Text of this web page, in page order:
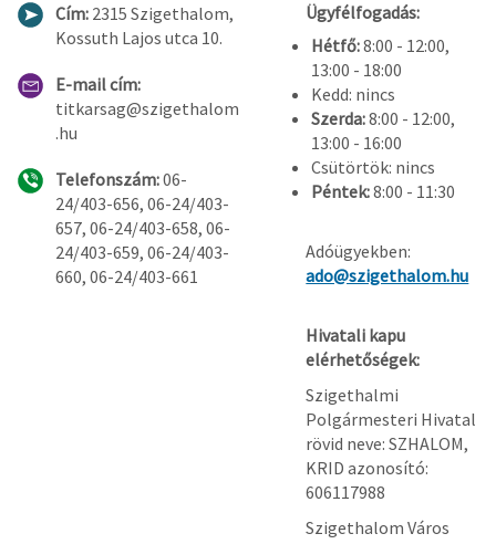
Cím: 2315 Szigethalom,
Kossuth Lajos utca 10.
E-mail cím:
titkarsag@szigethalom
.hu
Telefonszám:06-
24/403-656, 06-24/403-
657, 06-24/403-658, 06-
24/403-659, 06-24/403-
660, 06-24/403-661
Ügyfélfogadás:
Hétfő:8:00 - 12:00,
13:00 - 18:00
Kedd: nincs
Szerda:8:00 - 12:00,
13:00 - 16:00
Csütörtök: nincs
Péntek:8:00 - 11:30
Adóügyekben:
ado@szigethalom.hu
Hivatali kapu
elérhetőségek:
Szigethalmi
Polgármesteri Hivatal
rövid neve: SZHALOM,
KRID azonosító:
606117988
Szigethalom Város